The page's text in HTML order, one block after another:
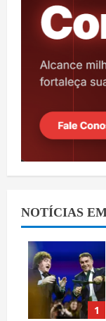
NOTÍCIAS
1